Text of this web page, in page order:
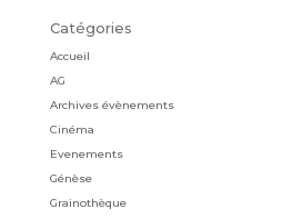
Catégories
Accueil
AG
Archives évènements
Cinéma
Evenements
Génèse
Grainothèque